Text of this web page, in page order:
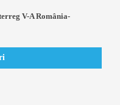
V-A România-